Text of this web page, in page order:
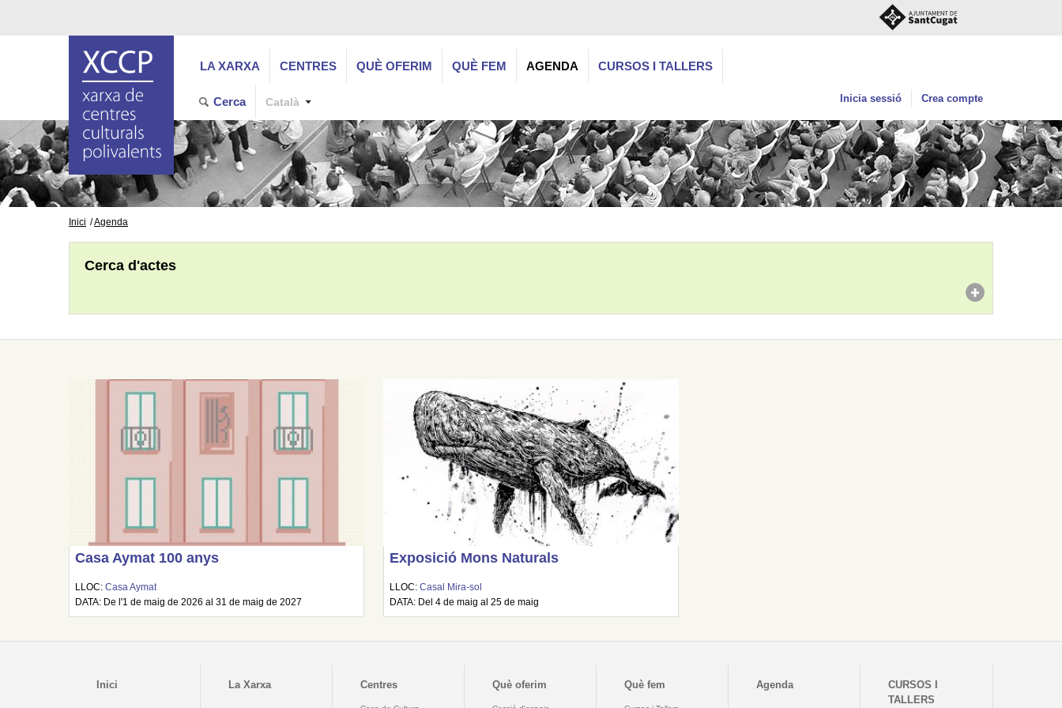
LA XARXA CENTRES QUÈ OFERIM QUÈ FEM AGENDA CURSOS I TALLERS
Cerca Català Inicia sessió Crea compte
Inici Agenda
Cerca d'actes
Casa Aymat 100 anys
LLOC:Casa Aymat
DATA: De l'1 de maig de 2026 al 31 de maig de 2027
Exposició Mons Naturals
LLOC:Casal Mira-sol
DATA: Del 4 de maig al 25 de maig
Inici La Xarxa Centres Què oferim Què fem Agenda
CURSOS I
TALLERS